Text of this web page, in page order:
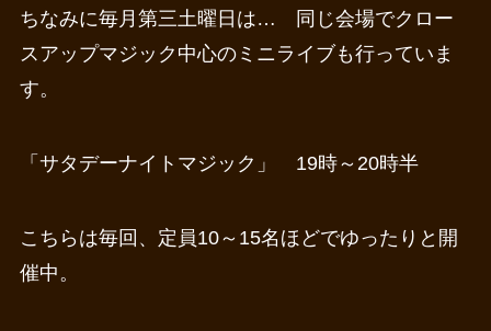
ちなみに毎月第三土曜日は… 同じ会場でクロー
スアップマジック中心のミニライブも行っていま
す。
「サタデーナイトマジック」 19時～20時半
こちらは毎回、定員10～15名ほどでゆったりと開
催中。